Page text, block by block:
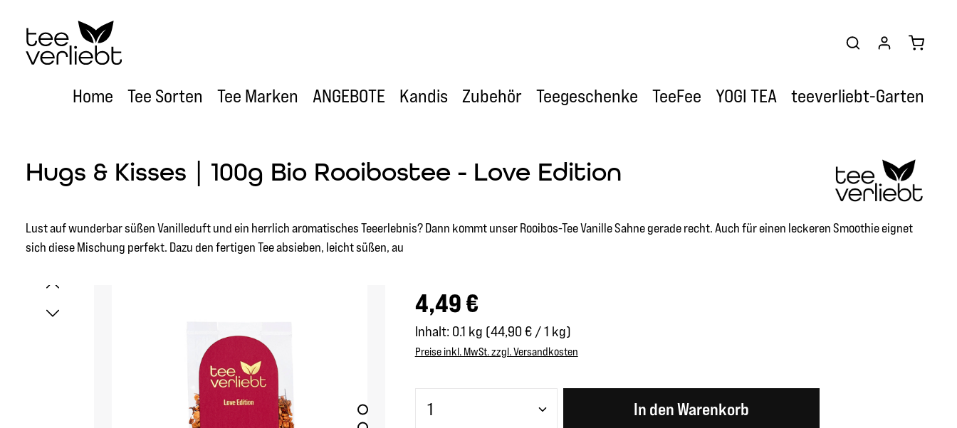
Hauptinhalt springen
Zur Hauptnavigation springen
Home Tee Sorten Tee Marken ANGEBOTE Kandis Zubehör Teegeschenke TeeFee YOGI TEA teeverliebt-Garten
Hugs & Kisses | 100g Bio Rooibostee - Love Edition
Lust auf wunderbar süßen Vanilleduft und ein herrlich aromatisches Teeerlebnis? Dann kommt unser Rooibos-Tee Vanille Sahne gerade recht. Auch für einen leckeren Smoothie eignet
sich diese Mischung perfekt. Dazu den fertigen Tee absieben, leicht süßen, au
Regulärer Preis:
4,49 €
Inhalt: 0.1 kg (44,90 € / 1 kg)
Preise inkl. MwSt. zzgl. Versandkosten
Produkt Anzahl: Gib den gewünschten Wert ein oder benutze die Schaltflächen
In den Warenkorb